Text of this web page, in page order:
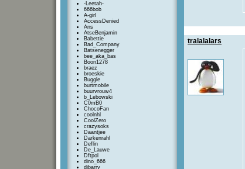
-Leetah-
666bob
A-girl
AccessDenied
Ans
AtseBenjamin
Babettie
Bad_Company
Batsenegger
bee_aka_bas
Boon1278
braez
broeskie
Buggle
burtmobile
buurvrouw4
b_Lebowski
C0mB0
ChocoFan
coolnhl
CoolZero
crazysoks
Daantjee
Darkenrahl
Deflin
De_Lauwe
Dftpol
dino_666
djbarry
tralalalars